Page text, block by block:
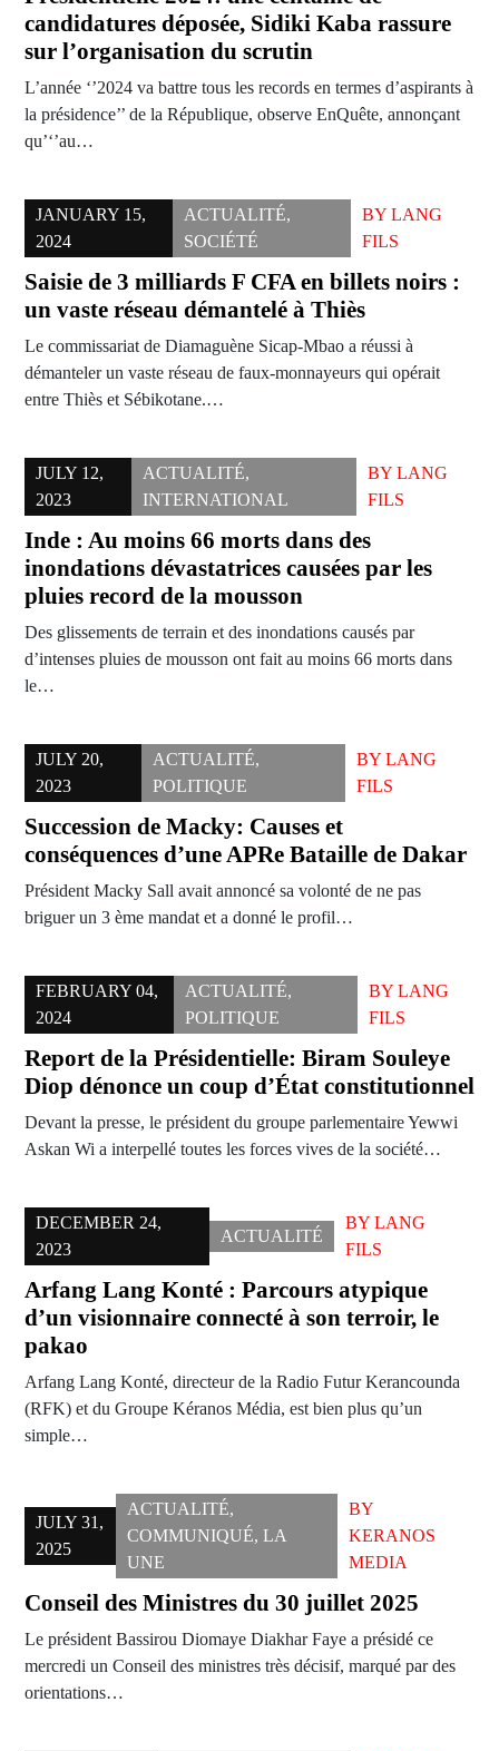
candidatures déposée, Sidiki Kaba rassure
sur l’organisation du scrutin
L’année ‘’2024 va battre tous les records en termes d’aspirants à
la présidence’’ de la République, observe EnQuête, annonçant
qu’‘’au…
JANUARY 15,
2024
ACTUALITÉ,
SOCIÉTÉ
BY LANG
FILS
Saisie de 3 milliards F CFA en billets noirs :
un vaste réseau démantelé à Thiès
Le commissariat de Diamaguène Sicap-Mbao a réussi à
démanteler un vaste réseau de faux-monnayeurs qui opérait
entre Thiès et Sébikotane.…
JULY 12,
2023
ACTUALITÉ,
INTERNATIONAL
BYLANG
FILS
Inde : Au moins 66 morts dans des
inondations dévastatrices causées par les
pluies record de la mousson
Des glissements de terrain et des inondations causés par
d’intenses pluies de mousson ont fait au moins 66 morts dans
le…
JULY 20,
2023
ACTUALITÉ,
POLITIQUE
BYLANG
FILS
Succession de Macky: Causes et
conséquences d’une APRe Bataille de Dakar
Président Macky Sall avait annoncé sa volonté de ne pas
briguer un 3 ème mandat et a donné le profil…
FEBRUARY 04,
2024
ACTUALITÉ,
POLITIQUE
BY LANG
FILS
Report de la Présidentielle: Biram Souleye
Diop dénonce un coup d’État constitutionnel
Devant la presse, le président du groupe parlementaire Yewwi
Askan Wi a interpellé toutes les forces vives de la société…
DECEMBER 24,
2023
ACTUALITÉ
BY LANG
FILS
Arfang Lang Konté : Parcours atypique
d’un visionnaire connecté à son terroir, le
pakao
Arfang Lang Konté, directeur de la Radio Futur Kerancounda
(RFK) et du Groupe Kéranos Média, est bien plus qu’un
simple…
JULY 31,
2025
ACTUALITÉ,
COMMUNIQUÉ, LA
UNE
BY
KERANOS
MEDIA
Conseil des Ministres du 30 juillet 2025
Le président Bassirou Diomaye Diakhar Faye a présidé ce
mercredi un Conseil des ministres très décisif, marqué par des
orientations…